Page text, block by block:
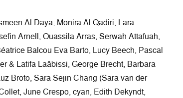
Al Daya, Monira Al Qadiri, Lara
Arnell, Ouassila Arras, Serwah Attafuah,
Balcou Eva Barto, Lucy Beech, Pascal
& Latifa Laâbissi, George Brecht, Barbara
Broto, Sara Sejin Chang (Sara van der
June Crespo, cyan, Edith Dekyndt,